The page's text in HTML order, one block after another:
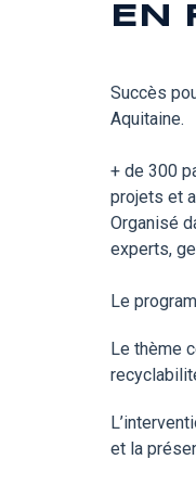
EN
Succès
Aquitaine.
+ de 300
projets et
Organisé
experts,
Le
Le thème
et la